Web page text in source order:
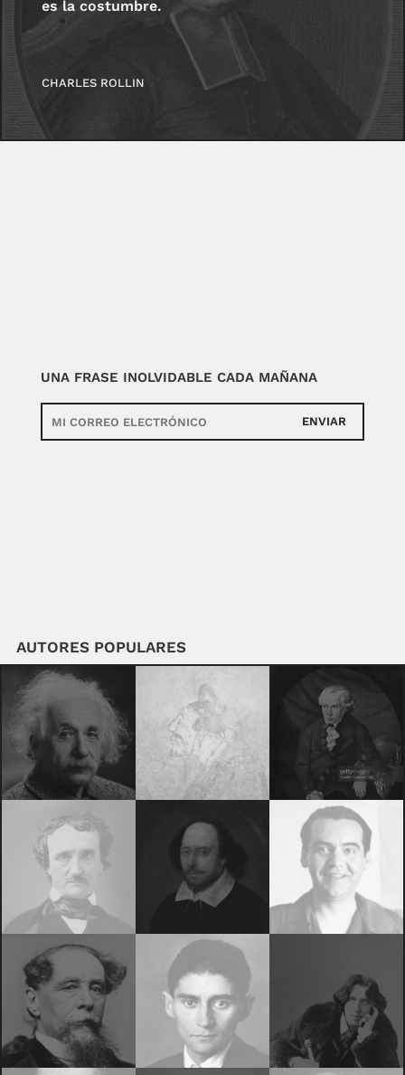
es la costumbre.
CHARLES ROLLIN
UNA FRASE INOLVIDABLE CADA MAÑANA
ENVIAR
AUTORES POPULARES